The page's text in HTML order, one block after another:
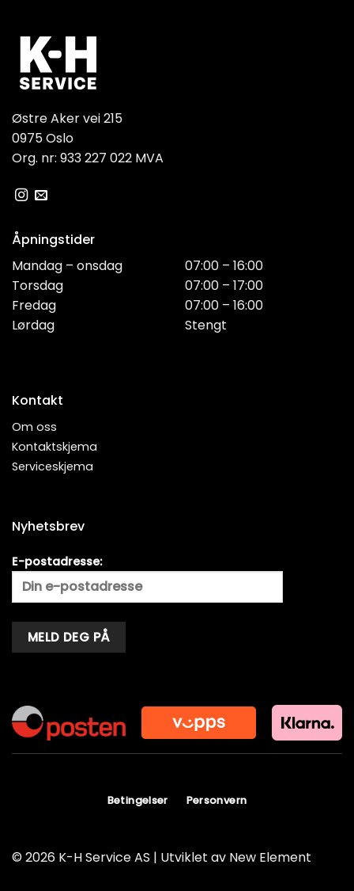
Østre Aker vei 215
0975 Oslo
Org. nr: 933 227 022 MVA
Åpningstider
Mandag – onsdag
Torsdag
Fredag
Lørdag
07:00 – 16:00
07:00 – 17:00
07:00 – 16:00
Stengt
Kontakt
Om oss
Kontaktskjema
Serviceskjema
Nyhetsbrev
E-postadresse:
© 2026 K-H Service AS | Utviklet av New Element
Betingelser Personvern